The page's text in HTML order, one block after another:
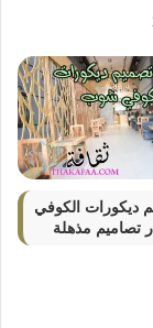
ديكورات الكوفي
تصاميم مذهلة